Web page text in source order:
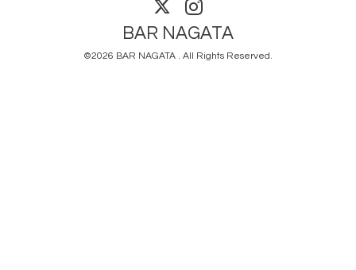
BAR NAGATA
©2026 BAR NAGATA . All Rights Reserved.